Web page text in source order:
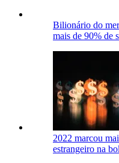
Bilionário do
mais de 90% de
2022 marcou
estrangeiro na